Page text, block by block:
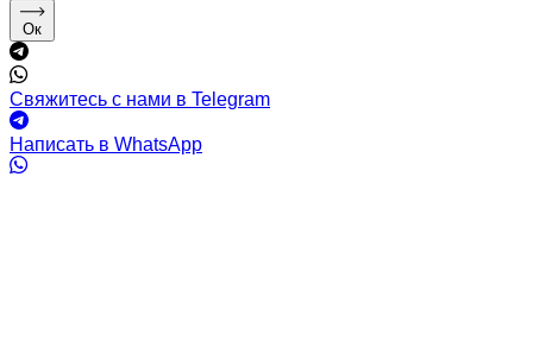
Ок
Свяжитесь с нами в Telegram
Написать в WhatsApp